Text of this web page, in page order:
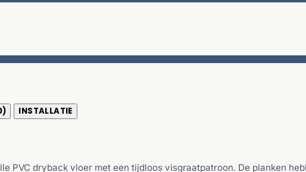
INSTALLATIE
PVC dryback vloer met een tijdloos visgraatpatroon. De planken